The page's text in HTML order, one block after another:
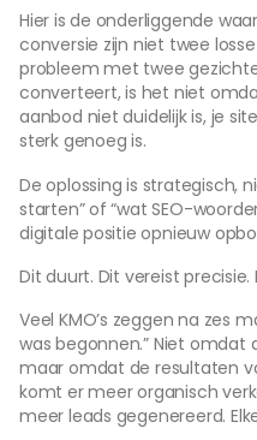
Hier is de onderliggende
conversie zijn niet twee
probleem met twee
converteert, is het niet
aanbod niet duidelijk is, je
sterk genoeg is.
De oplossing is strategisch,
starten” of “wat SEO-
digitale positie opnieuw
Dit duurt. Dit vereist precisie.
Veel KMO’s zeggen na zes
was begonnen.” Niet omdat
maar omdat de resultaten
komt er meer organisch
meer leads gegenereerd.